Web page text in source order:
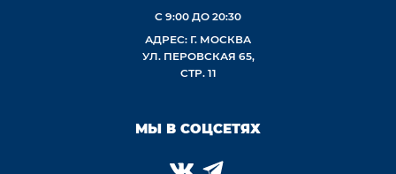
С 9:00 ДО 20:30
АДРЕС: Г. МОСКВА
УЛ. ПЕРОВСКАЯ 65,
СТР. 11
МЫ В СОЦСЕТЯХ